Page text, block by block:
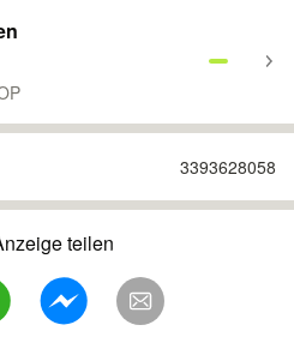
3393628058
teilen